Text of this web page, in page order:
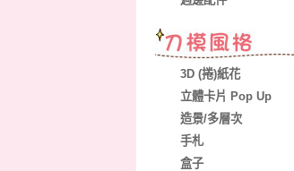
3D (捲)紙花
立體卡片 Pop Up
造景/多層次
手札
盒子